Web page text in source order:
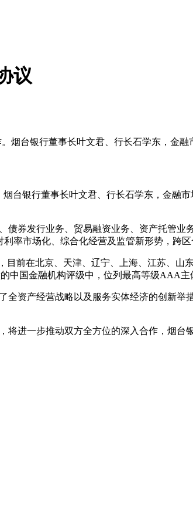
议
烟台银行董事长叶文君、行长石学东，金
台银行董事长叶文君、行长石学东，金融
券发行业务、贸易融资业务、资产托管业
率市场化、综合化经营及监管新形势，跨区
前在北京、天津、辽宁、上海、江苏、山
中国金融机构评级中，位列最高等级AAA主
资产经营战略以及服务实体经济的创新举
进一步推动双方全方位的深入合作，烟台